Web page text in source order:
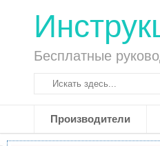
Бесплатные
Производители